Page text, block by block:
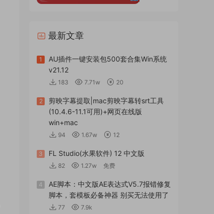
最新文章
1
AU插件一键安装包500套合集Win系统
v21.12
183 7.71w 20
2
剪映字幕提取|mac剪映字幕转srt工具
(10.4.6-11.1可用)+网页在线版
win+mac
94 1.67w 12
3 FL Studio(水果软件) 12 中文版
82 1.27w 免费
4
AE脚本：中文版AE表达式V5.7报错修复
脚本，套模板必备神器 别买无法使用了
77 7.9k